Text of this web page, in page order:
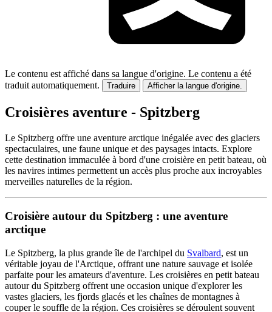
Le contenu est affiché dans sa langue d'origine. Le contenu a été
traduit automatiquement.
Traduire Afficher la langue d'origine.
Croisières aventure - Spitzberg
Le Spitzberg offre une aventure arctique inégalée avec des glaciers
spectaculaires, une faune unique et des paysages intacts. Explore
cette destination immaculée à bord d'une croisière en petit bateau, où
les navires intimes permettent un accès plus proche aux incroyables
merveilles naturelles de la région.
Croisière autour du Spitzberg : une aventure
arctique
Le Spitzberg, la plus grande île de l'archipel du Svalbard, est un
véritable joyau de l'Arctique, offrant une nature sauvage et isolée
parfaite pour les amateurs d'aventure. Les croisières en petit bateau
autour du Spitzberg offrent une occasion unique d'explorer les
vastes glaciers, les fjords glacés et les chaînes de montagnes à
couper le souffle de la région. Ces croisières se déroulent souvent